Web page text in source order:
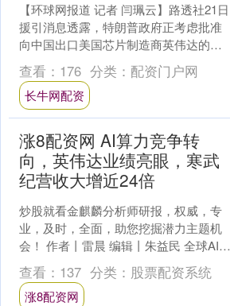
【环球网报道 记者 闫珮云】路透社21日
援引消息透露，特朗普政府正考虑批准
向中国出口美国芯片制造商英伟达的
H200人工智能芯片。 报道援引知情人士
消息称，负责监....
查看： 176 分类： 配资门户网
长牛网配资
涨8配资网 AI算力竞争转
向，英伟达业绩亮眼，寒武
纪营收大增近24倍
炒股就看金麒麟分析师研报，权威，专
业，及时，全面，助您挖掘潜力主题机
会！ 作者丨雷晨 编辑丨朱益民 全球AI风
向标英伟达的最新业绩，再次在全球资
本市场投下了一颗....
查看： 137 分类： 股票配资系统
涨8配资网